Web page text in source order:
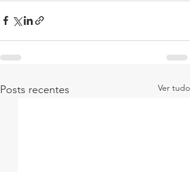
Posts recentes Ver tudo